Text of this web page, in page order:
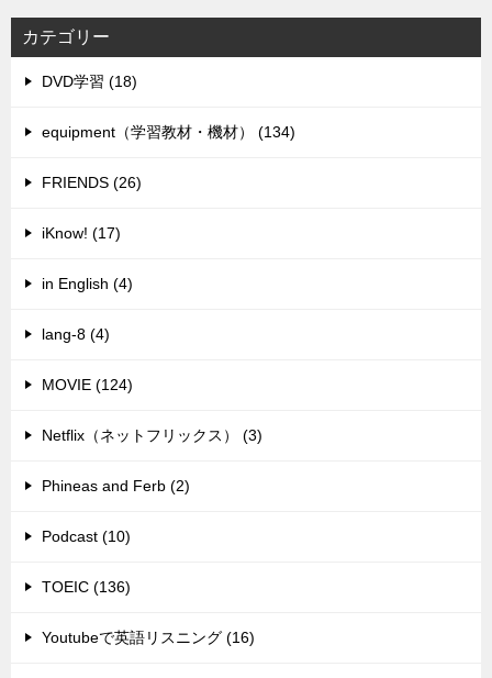
カテゴリー
DVD学習 (18)
equipment（学習教材・機材） (134)
FRIENDS (26)
iKnow! (17)
in English (4)
lang-8 (4)
MOVIE (124)
Netflix（ネットフリックス） (3)
Phineas and Ferb (2)
Podcast (10)
TOEIC (136)
Youtubeで英語リスニング (16)